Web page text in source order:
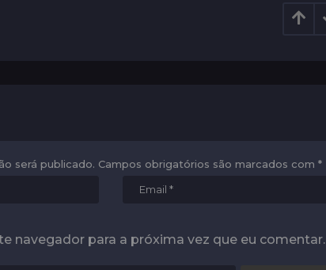
será publicado. Campos obrigatórios são marcados com *
navegador para a próxima vez que eu comentar.